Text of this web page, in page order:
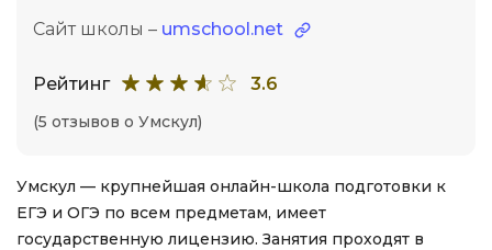
Сайт школы – umschool.net
Рейтинг 3.6
(5 отзывов о Умскул)
Умскул — крупнейшая онлайн-школа подготовки к
ЕГЭ и ОГЭ по всем предметам, имеет
государственную лицензию. Занятия проходят в